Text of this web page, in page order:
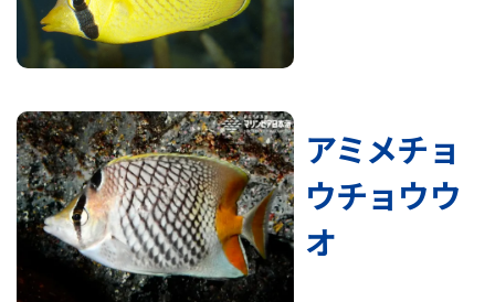
アミメチョ
ウチョウウ
オ